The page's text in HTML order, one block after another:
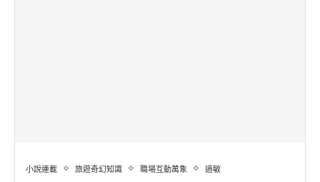
小說連載 旅遊奇幻知識 職場互動萬象 過敏